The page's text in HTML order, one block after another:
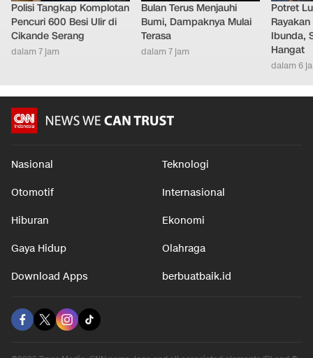
Polisi Tangkap Komplotan
Pencuri 600 Besi Ulir di
Cikande Serang
dalam 7 jam
Bulan Terus Menjauhi
Bumi, Dampaknya Mulai
Terasa
dalam 7 jam
Potret
Ibunda,
Hangat
dalam 6
Nasional Teknologi
Otomotif Internasional
Hiburan Ekonomi
Gaya Hidup Olahraga
Download Apps berbuatbaik.id